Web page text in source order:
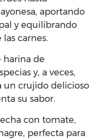
aportando
y equilibrando
las carnes.
harina de
y, a veces,
un crujido delicioso
su sabor.
con tomate,
perfecta para